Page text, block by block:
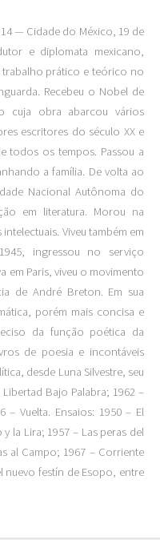
— Cidade do México, 19 de
e diplomata mexicano,
prático e teórico no
Recebeu o Nobel de
cuja obra abarcou vários
escritores do século XX e
todos os tempos. Passou a
a família. De volta ao
Nacional Autônoma do
em literatura. Morou na
Viveu também em
ingressou no serviço
em Paris, viveu o movimento
de André Breton. Em sua
porém mais concisa e
da função poética da
de poesia e incontáveis
desde Luna Silvestre, seu
Bajo Palabra; 1962 –
– Vuelta. Ensaios: 1950 – El
la Lira; 1957 – Las peras del
al Campo; 1967 – Corriente
nuevo festín de Esopo, entre